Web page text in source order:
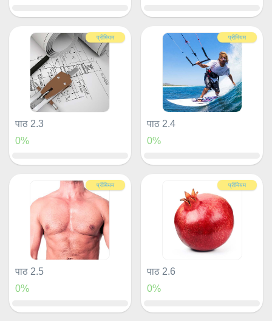
प्रीमियम
पाठ 2.3
0%
प्रीमियम
पाठ 2.4
0%
प्रीमियम
पाठ 2.5
0%
प्रीमियम
पाठ 2.6
0%